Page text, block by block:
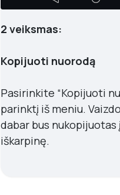
2 veiksmas:
Kopijuoti nuorodą
Pasirinkite “Kopijuoti
parinktį iš meniu.
dabar bus nukopijuotas
iškarpinę.